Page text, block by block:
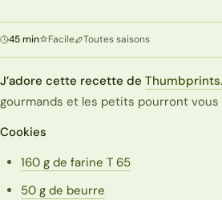
45 min Facile Toutes saisons
J’adore cette recette de Thumbprints.
gourmands et les petits pourront vous
Cookies
160 g de farine T 65
50 g de beurre